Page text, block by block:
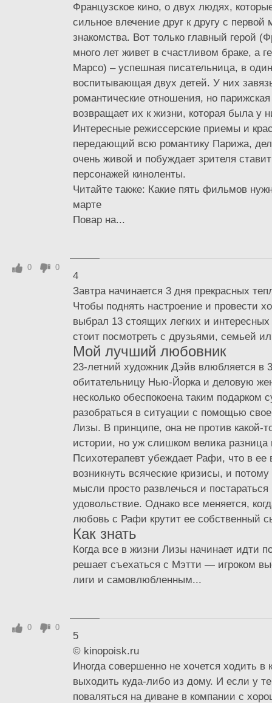
Французское кино, о двух людях,
сильное влечение друг к другу с первой
знакомства. Вот только главный герой
много лет живет в счастливом браке, а
Марсо) – успешная писательница, в
воспитывающая двух детей. У них
романтические отношения, но парижская
возвращает их к жизни, которая была у
Интересные режиссерские приемы и
передающий всю романтику Парижа,
очень живой и побуждает зрителя
персонажей киноленты.
Читайте также: Какие пять фильмов
марте
Повар на...
4
Завтра начинается 3 дня прекрасных
Чтобы поднять настроение и провести
выбрал 13 стоящих легких и
стоит посмотреть с друзьями, семьей
Мой лучший любовник
23-летний художник Дэйв влюбляется
обитательницу Нью-Йорка и деловую
несколько обеспокоена таким подарком
разобраться в ситуации с помощью
Лизы. В принципе, она не против какой-
истории, но уж слишком велика разница
Психотерапевт убеждает Рафи, что в ее
возникнуть всяческие кризисы, и
мысли просто развлечься и постараться
удовольствие. Однако все меняется,
любовь с Рафи крутит ее собственный
Как знать
Когда все в жизни Лизы начинает идти
решает съехаться с Мэтти — игроком
лиги и самовлюбленным...
0 0
5
© kinopoisk.ru
Иногда совершенно не хочется ходить
выходить куда-либо из дому. И если у
поваляться на диване в компании с
0 0